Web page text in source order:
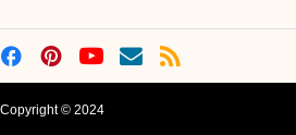
Copyright © 2024